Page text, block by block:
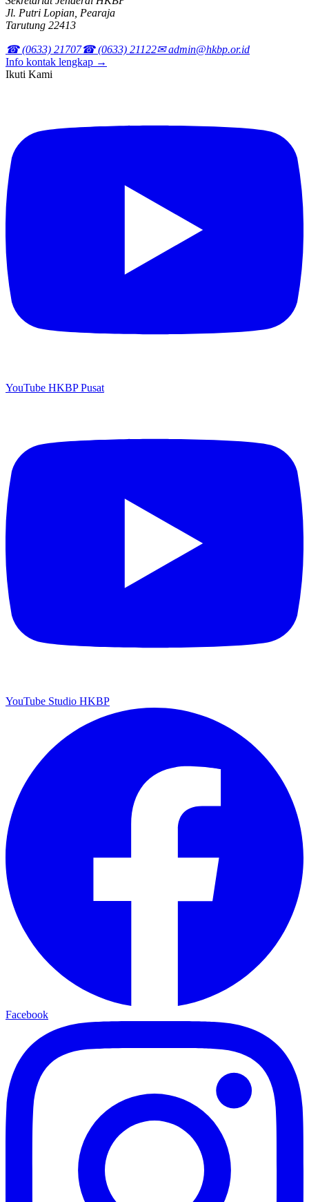
Jl. Putri Lopian, Pearaja
Tarutung 22413
☎ (0633) 21707☎ (0633) 21122✉ admin@hkbp.or.id
Info kontak lengkap →
Ikuti Kami
YouTube HKBP Pusat
YouTube Studio HKBP
Facebook